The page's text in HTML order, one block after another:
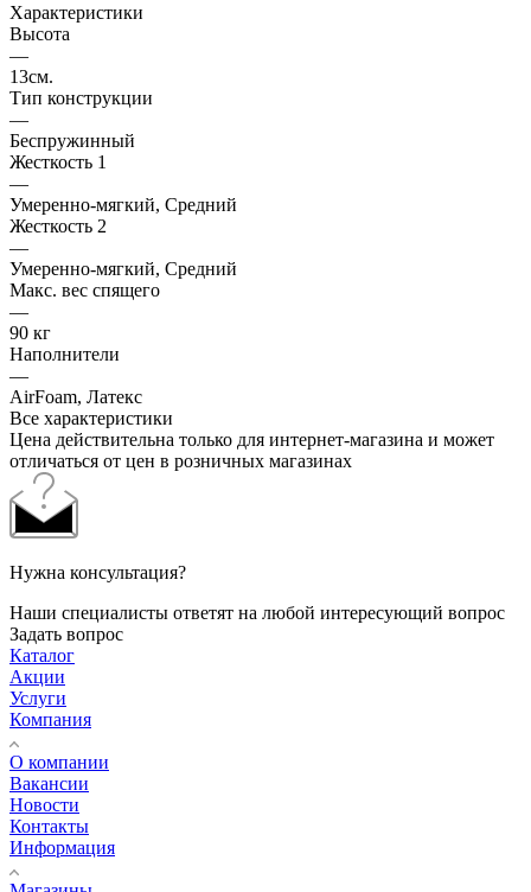
Характеристики
Высота
—
13см.
Тип конструкции
—
Беспружинный
Жесткость 1
—
Умеренно-мягкий, Средний
Жесткость 2
—
Умеренно-мягкий, Средний
Макс. вес спящего
—
90 кг
Наполнители
—
AirFoam, Латекс
Все характеристики
Цена действительна только для интернет-магазина и может
отличаться от цен в розничных магазинах
Нужна консультация?
Наши специалисты ответят на любой интересующий вопрос
Задать вопрос
Каталог
Акции
Услуги
Компания
О компании
Вакансии
Новости
Контакты
Информация